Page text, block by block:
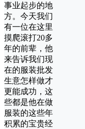
事业起步的地
方。今天我们
有一位在这里
摸爬滚打20多
年的前辈，他
来告诉我们现
在的服装批发
生意怎样做才
更能成功，这
些都是他在做
服装的这些年
积累的宝贵经